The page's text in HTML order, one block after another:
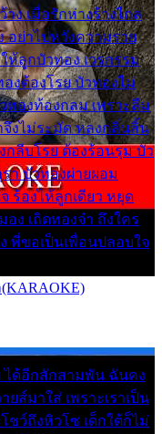
าง เมื่อรักห่างร้างไกล
อย่าไปหวังความรวย
ห้ลูกบัวทอง เวรกรรม
งต้องโรย บัวทองไม่
ทองท้องกลม เพราะลืม
งไม่ระมัด หลงกลิ่นลิ้น
กลีบโรย ต้องร้อนรุม บัว
า บัวทองผ่ายผอม
ร้องไห้ลูกเดียว หยุด
ง เถิดทองจ๋า ถึงใคร
พี่ขอเป็นเพื่อนปลอบใจ
ได้อีกสักสามพัน ฉันคง
ยส์มาใส่ เพราะเราเป็น
ชว์ถึงหิวโซ เด็กใต้ก็ไม่